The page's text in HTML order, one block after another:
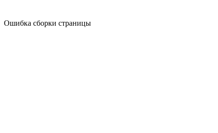
Ошибка сборки страницы